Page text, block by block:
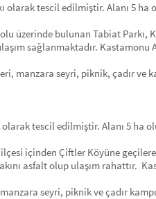
olarak tescil edilmiştir. Alanı 5
üzerinde bulunan Tabiat Parkı,
sağlanmaktadır. Kastamonu
manzara seyri, piknik, çadır ve
tescil edilmiştir. Alanı 5 ha
içinden Çiftler Köyüne
asfalt olup ulaşım rahattır.
seyri, piknik ve çadır